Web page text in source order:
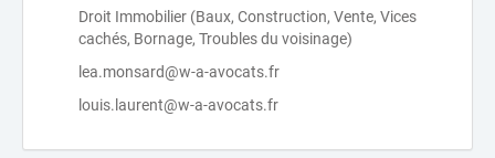
Droit Immobilier (Baux, Construction, Vente, Vices
cachés, Bornage, Troubles du voisinage)
lea.monsard@w-a-avocats.fr
louis.laurent@w-a-avocats.fr